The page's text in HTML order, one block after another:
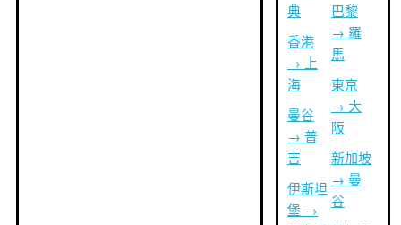
典
香港
→ 上
海
曼谷
→ 普
吉
伊斯坦
堡 →
巴黎
→ 羅
馬
東京
→ 大
阪
新加坡
→ 曼
谷